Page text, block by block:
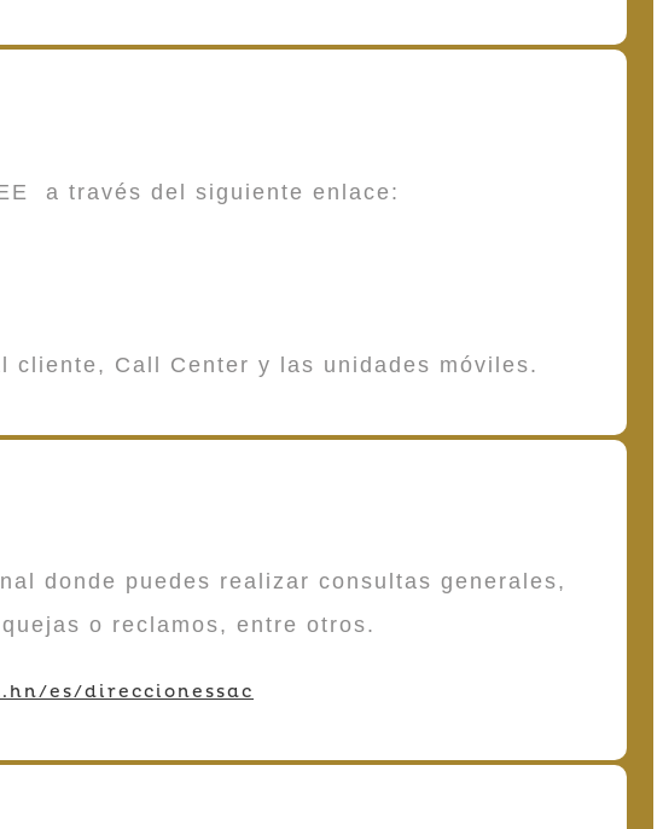
a través del siguiente enlace:
cliente, Call Center y las unidades móviles.
donde puedes realizar consultas generales,
o reclamos, entre otros.
es/direccionessac